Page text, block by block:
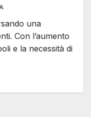
una
Con l’aumento
e la necessità di